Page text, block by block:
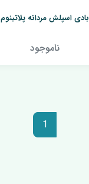
بادی اسپلش مردانه پلاتینوم
ناموجود
1